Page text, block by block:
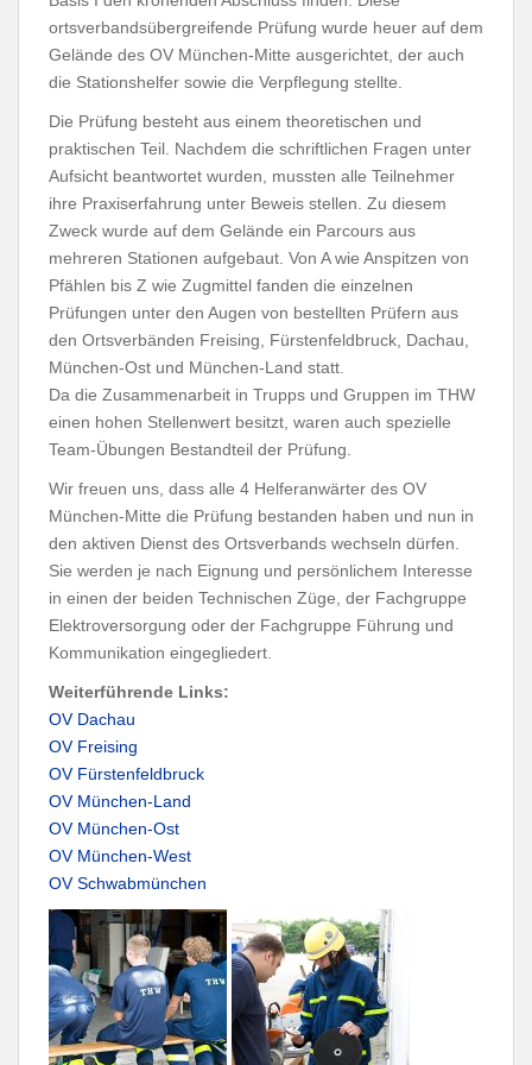
ortsverbandsübergreifende Prüfung wurde heuer auf dem
Gelände des OV München-Mitte ausgerichtet, der auch
die Stationshelfer sowie die Verpflegung stellte.
Die Prüfung besteht aus einem theoretischen und
praktischen Teil. Nachdem die schriftlichen Fragen unter
Aufsicht beantwortet wurden, mussten alle Teilnehmer
ihre Praxiserfahrung unter Beweis stellen. Zu diesem
Zweck wurde auf dem Gelände ein Parcours aus
mehreren Stationen aufgebaut. Von A wie Anspitzen von
Pfählen bis Z wie Zugmittel fanden die einzelnen
Prüfungen unter den Augen von bestellten Prüfern aus
den Ortsverbänden Freising, Fürstenfeldbruck, Dachau,
München-Ost und München-Land statt.
Da die Zusammenarbeit in Trupps und Gruppen im THW
einen hohen Stellenwert besitzt, waren auch spezielle
Team-Übungen Bestandteil der Prüfung.
Wir freuen uns, dass alle 4 Helferanwärter des OV
München-Mitte die Prüfung bestanden haben und nun in
den aktiven Dienst des Ortsverbands wechseln dürfen.
Sie werden je nach Eignung und persönlichem Interesse
in einen der beiden Technischen Züge, der Fachgruppe
Elektroversorgung oder der Fachgruppe Führung und
Kommunikation eingegliedert.
Weiterführende Links:
OV Dachau
OV Freising
OV Fürstenfeldbruck
OV München-Land
OV München-Ost
OV München-West
OV Schwabmünchen